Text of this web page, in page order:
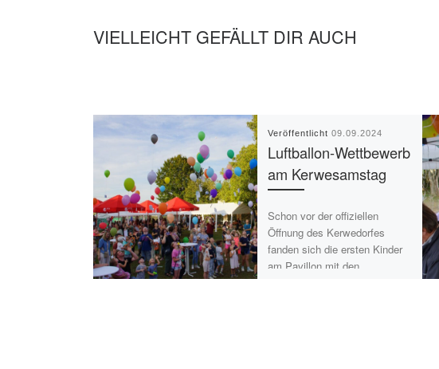
VIELLEICHT GEFÄLLT DIR AUCH
Veröffentlicht09.09.2024
Luftballon-Wettbewerb
am Kerwesamstag
Schon vor der offiziellen
Öffnung des Kerwedorfes
fanden sich die ersten Kinder
am Pavillon mit den